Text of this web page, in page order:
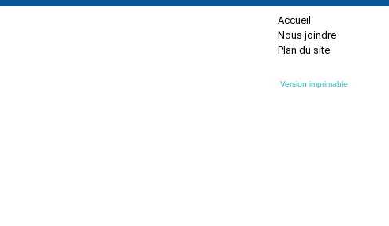
Accueil
Nous joindre
Plan du site
Version imprimable